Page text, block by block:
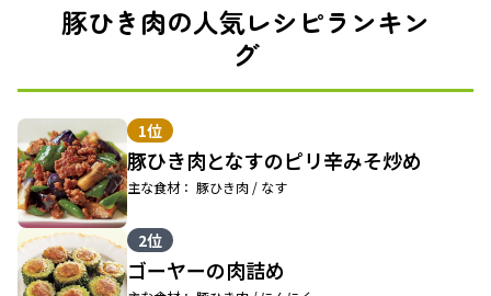
豚ひき肉の人気レシピランキン
グ
1位
豚ひき肉となすのピリ辛みそ炒め
主な食材： 豚ひき肉 / なす
2位
ゴーヤーの肉詰め